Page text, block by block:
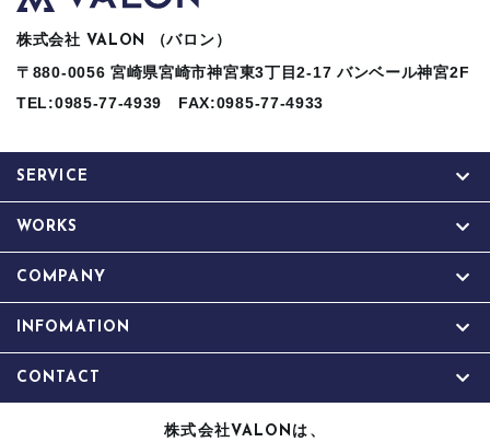
株式会社 VALON
（バロン）
〒880-0056 宮崎県宮崎市神宮東3丁目2-17 バンベール神宮2F
TEL:0985-77-4939 FAX:0985-77-4933
SERVICE
WORKS
COMPANY
INFOMATION
CONTACT
株式会社VALON は、